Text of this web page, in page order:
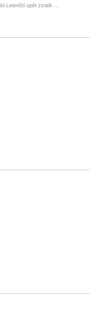
Letenští opět ztratili. ...